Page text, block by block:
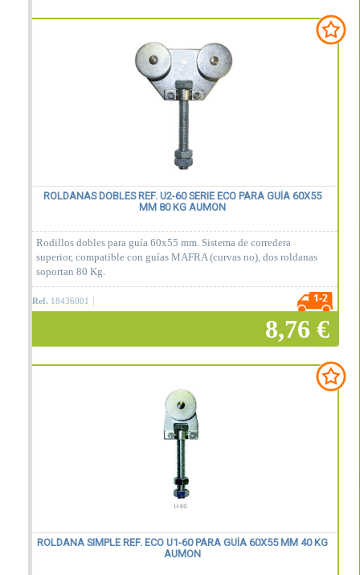
Añadir a la cesta
ROLDANAS DOBLES REF. U2-60 SERIE ECO PARA GUÍA 60X55
MM 80 KG AUMON
Rodillos dobles para guía 60x55 mm. Sistema de corredera
superior, compatible con guías MAFRA (curvas no), dos roldanas
soportan 80 Kg.
Ref. 18436001
8,76 €
Añadir a la cesta
ROLDANA SIMPLE REF. ECO U1-60 PARA GUÍA 60X55 MM 40 KG
AUMON